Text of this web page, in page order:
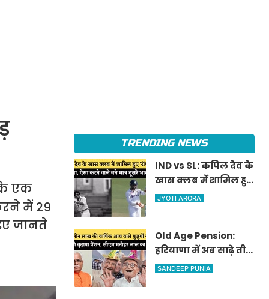
के एक
में 29
जानते
TRENDING NEWS
IND vs SL: कपिल देव के
खास क्लब में शामिल हुए
'रॉकस्टार' जडेजा, ऐसा
JYOTI ARORA
Old Age Pension:
हरियाणा में अब साढ़े तीन
लाख की वार्षिक आय
SANDEEP PUNIA